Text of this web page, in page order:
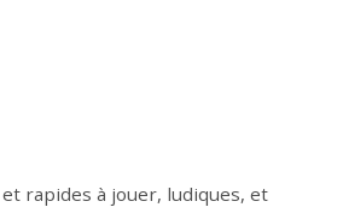
rapides à jouer, ludiques, et